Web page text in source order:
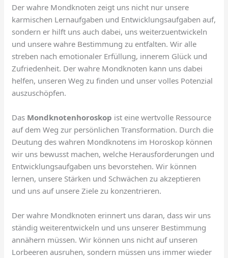
Der wahre Mondknoten zeigt uns nicht nur unsere
karmischen Lernaufgaben und Entwicklungsaufgaben auf,
sondern er hilft uns auch dabei, uns weiterzuentwickeln
und unsere wahre Bestimmung zu entfalten. Wir alle
streben nach emotionaler Erfüllung, innerem Glück und
Zufriedenheit. Der wahre Mondknoten kann uns dabei
helfen, unseren Weg zu finden und unser volles Potenzial
auszuschöpfen.
Das Mondknotenhoroskop ist eine wertvolle Ressource
auf dem Weg zur persönlichen Transformation. Durch die
Deutung des wahren Mondknotens im Horoskop können
wir uns bewusst machen, welche Herausforderungen und
Entwicklungsaufgaben uns bevorstehen. Wir können
lernen, unsere Stärken und Schwächen zu akzeptieren
und uns auf unsere Ziele zu konzentrieren.
Der wahre Mondknoten erinnert uns daran, dass wir uns
ständig weiterentwickeln und uns unserer Bestimmung
annähern müssen. Wir können uns nicht auf unseren
Lorbeeren ausruhen, sondern müssen uns immer wieder